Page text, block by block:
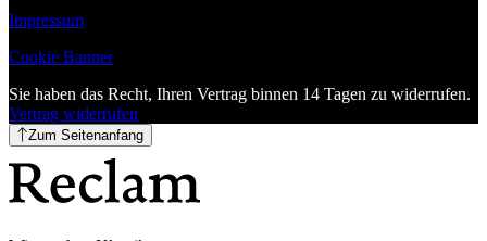
Impressum
Cookie Banner
Sie haben das Recht, Ihren Vertrag binnen 14 Tagen zu widerrufen.
Vertrag widerrufen
Zum Seitenanfang